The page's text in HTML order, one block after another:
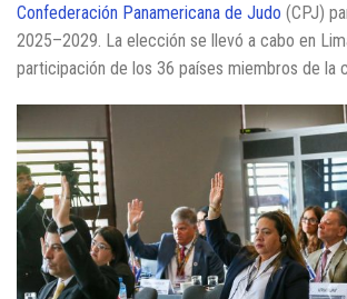
Confederación Panamericana de Judo (CPJ)
2025–2029. La elección se llevó a cabo en
participación de los 36 países miembros de la